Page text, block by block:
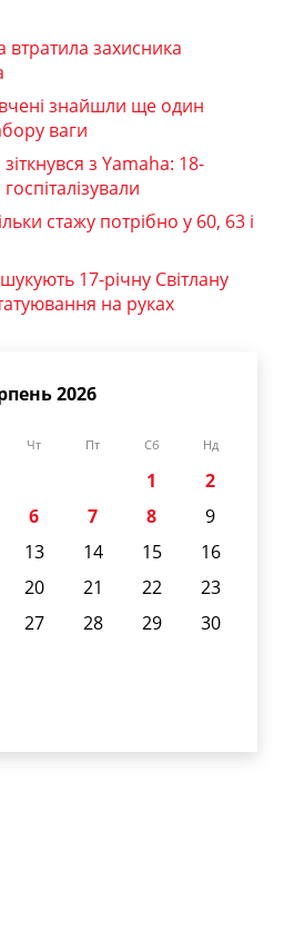
втратила захисника
вчені знайшли ще один
ваги
з Yamaha: 18-
стажу потрібно у 60, 63 і
17-річну Світлану
на руках
2026
Чт Пт Сб Нд
1
2
6 7 8
9
13 14 15
16
20 21 22
23
27 28 29
30